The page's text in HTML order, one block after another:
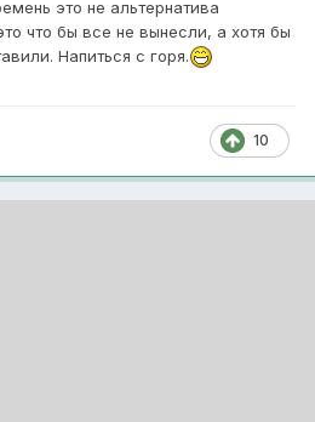
это не альтернатива
что бы все не вынесли, а хотя бы
Напиться с горя.
10